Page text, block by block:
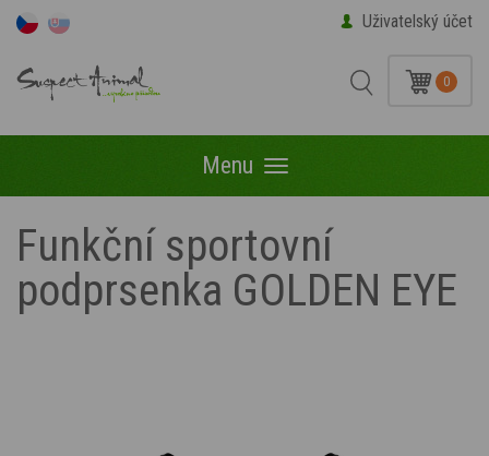
Uživatelský účet
0
Menu Menu
Funkční sportovní
podprsenka GOLDEN EYE